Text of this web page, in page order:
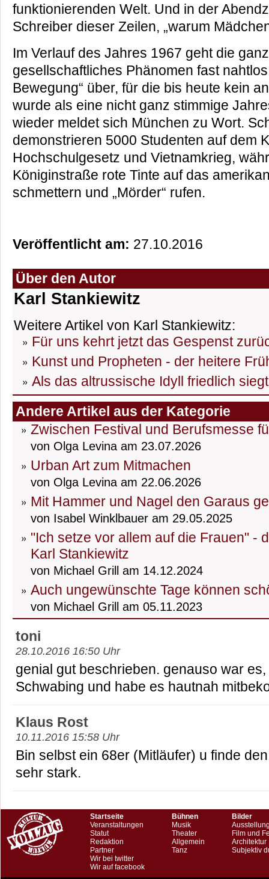
funktionierenden Welt. Und in der
Schreiber dieser Zeilen, „warum
Im Verlauf des Jahres 1967 geht die
gesellschaftliches Phänomen fast
Bewegung“ über, für die bis heute kein
wurde als eine nicht ganz stimmige
wieder meldet sich München zu Wort.
demonstrieren 5000 Studenten auf dem
Hochschulgesetz und Vietnamkrieg,
Königinstraße rote Tinte auf das
schmettern und „Mörder“ rufen.
Veröffentlicht am: 27.10.2016
Über den Autor
Karl Stankiewitz
Weitere Artikel von Karl Stankiewitz:
Für uns kehrt jetzt das Gespenst
Kunst und Propheten - der heitere
Als das altrussische Idyll friedlich
Andere Artikel aus der Kategorie
Zwischen Festival und Berufsmesse
von Olga Levina am 23.07.2026
Urban Art zum Mitmachen
von Olga Levina am 22.06.2026
Mit Hammer und Nagel den Garaus
von Isabel Winklbauer am 29.05.2025
"Ich setze vor allem auf die Frauen" -
Karl Stankiewitz
von Michael Grill am 14.12.2024
Auch ungewünschte Tage können
von Michael Grill am 05.11.2023
toni
28.10.2016 16:50 Uhr
genial gut beschrieben. genauso war
Schwabing und habe es hautnah
Klaus Rost
10.11.2016 15:58 Uhr
Bin selbst ein 68er (Mitläufer) u finde
sehr stark.
Startseite
Veranstaltungen
Statut
Redaktion
Partner
Wir bei twitter
Wir auf facebook
Bühnen
Musik
Theater
Allgemein
Tanz
Bilder
Film und
Architektur
Subjektiv